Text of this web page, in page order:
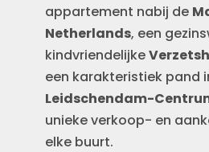
appartement nabij de
Netherlands, een
kindvriendelijke
een karakteristiek pand
Leidschendam-
unieke verkoop- en
elke buurt.